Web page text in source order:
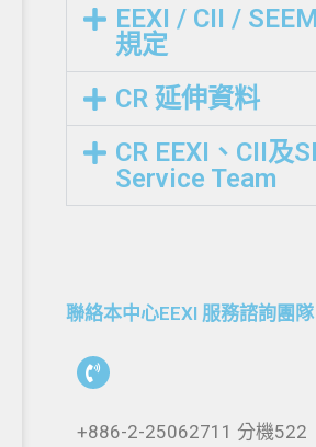
EEXI / CII /
規定
CR 延伸資料
CR EEXI、CII及
Service Team
聯絡本中心EEXI 服務諮詢團隊
+886-2-25062711 分機522